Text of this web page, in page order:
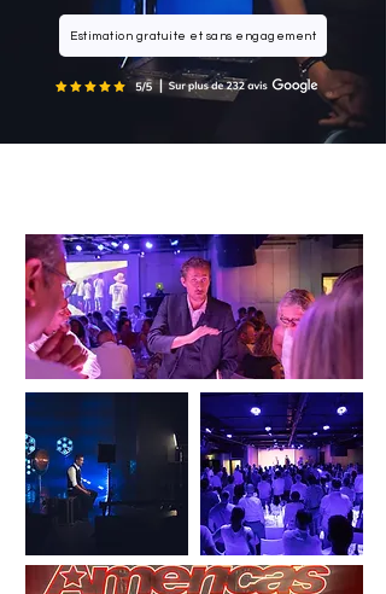
Estimation gratuite et sans engagement